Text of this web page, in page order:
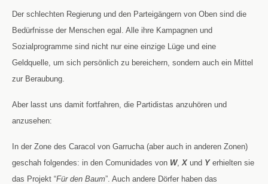
Der schlechten Regierung und den Parteigängern von Oben sind die
Bedürfnisse der Menschen egal. Alle ihre Kampagnen und
Sozialprogramme sind nicht nur eine einzige Lüge und eine
Geldquelle, um sich persönlich zu bereichern, sondern auch ein Mittel
zur Beraubung.
Aber lasst uns damit fortfahren, die Partidistas anzuhören und
anzusehen:
In der Zone des Caracol von Garrucha (aber auch in anderen Zonen)
geschah folgendes: in den Comunidades von W,X und Yerhielten sie
das Projekt “Für den Baum”. Auch andere Dörfer haben das